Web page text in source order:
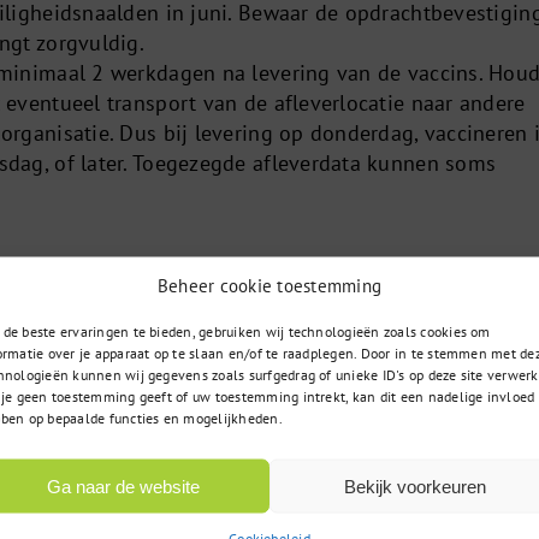
Beheer cookie toestemming
de beste ervaringen te bieden, gebruiken wij technologieën zoals cookies om
over je apparaat op te slaan en/of te raadplegen. Door in te stemmen met
kunnen wij gegevens zoals surfgedrag of unieke ID's op deze site
geen toestemming geeft of uw toestemming intrekt, kan dit een nadelige invloed
op bepaalde functies en mogelijkheden.
Ga naar de website Bekijk voorkeuren
in juni. Bewaar de
zorgvuldig.
2 werkdagen na levering van de vaccins. Houd
transport van de afleverlocatie naar andere
Dus bij levering op donderdag, vaccineren
of later. Toegezegde afleverdata kunnen soms
u de pneumokokkenvaccinatie moet toedienen.
biedt een langere beschermingsduur, waardoor
nodig lijkt.Zie planning pneumokokken.
in juni. Bewaar de
zorgvuldig.
2 werkdagen na levering van de vaccins. Houd
transport van de afleverlocatie naar andere
Dus bij levering op donderdag, vaccineren in